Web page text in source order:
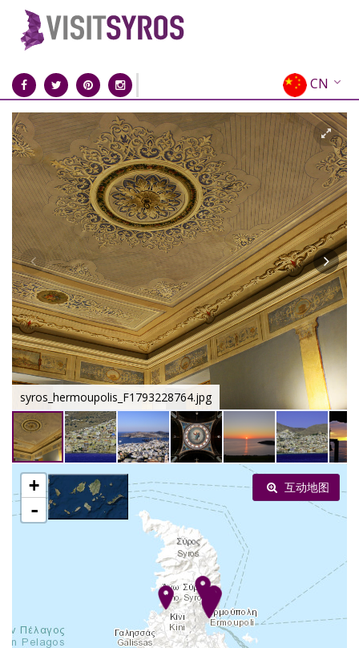
CN
EN
EL
FR
DE
IT
ES
RU
syros_hermoupolis_F1793228764.jpg
+
-
互动地图